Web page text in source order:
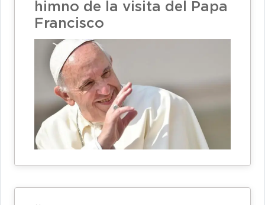
himno de la visita del Papa
Francisco